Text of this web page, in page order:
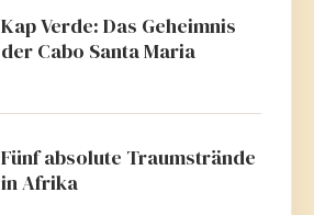
Kap Verde: Das Geheimnis
der Cabo Santa Maria
Fünf absolute Traumstrände
in Afrika